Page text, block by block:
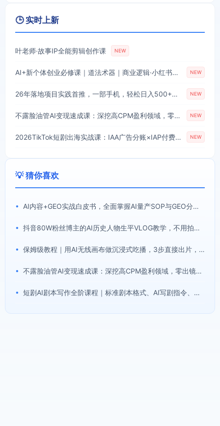
🕒 实时上新
叶老师·故事IP全能剪辑创作课 NEW
AI+新个体创业必修课｜道法术器｜商业逻辑·小红书流量·AI智能体｜低成本打造个人变现小生意全套教学 NEW
26年落地项目实践首推，一部手机，轻松日入500+，长期稳定 NEW
不露脸油管AI变现速成课：深挖高CPM盈利领域，零出镜打造YouTube稳定收益账号 NEW
2026TikTok短剧出海实战课：IAA广告分账×IAP付费变现×账号搭建×平台规则×双轨爆发×回款全流程 NEW
💡 猜你喜欢
• AI内容+GEO实战白皮书，全面掌握AI量产SOP与GEO分发机制【文档】
• 抖音80W粉丝博主的AI历史人物生平VLOG教学，不用拍摄不用露脸，AI帮你搞定，轻松解锁伙伴计划+精选收益
• 保姆级教程｜用AI无线画布做沉浸式吃播，3步直接出片，无线画布工作流，操作简单好上手
• 不露脸油管AI变现速成课：深挖高CPM盈利领域，零出镜打造YouTube稳定收益账号
• 短剧AI剧本写作全阶课程｜标准剧本格式、AI写剧指令、投稿过稿技巧、网文改编、主线剧情把控、审稿避坑全套实操教学